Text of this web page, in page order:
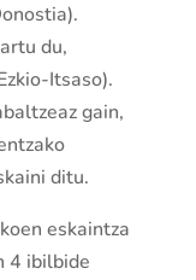
du,
Itsaso).
gain,
ditu.
eskaintza
4 ibilbide